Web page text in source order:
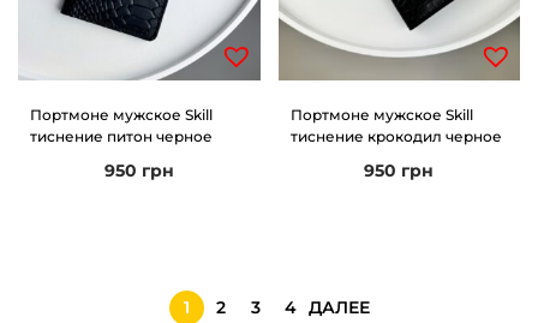
Портмоне мужское Skill
тиснение питон черное
950 грн
Портмоне мужское Skill
тиснение крокодил черное
950 грн
1 2 3 4 ДАЛЕЕ